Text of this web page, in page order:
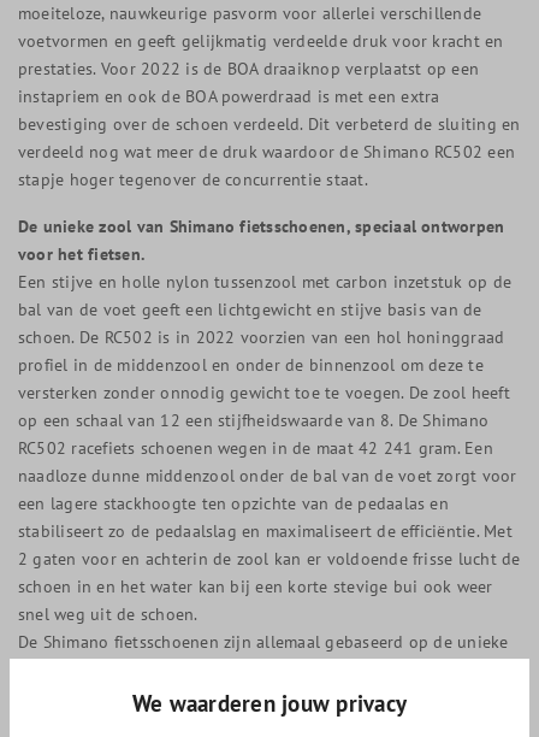
moeiteloze, nauwkeurige pasvorm voor allerlei verschillende
voetvormen en geeft gelijkmatig verdeelde druk voor kracht en
prestaties. Voor 2022 is de BOA draaiknop verplaatst op een
instapriem en ook de BOA powerdraad is met een extra
bevestiging over de schoen verdeeld. Dit verbeterd de sluiting en
verdeeld nog wat meer de druk waardoor de Shimano RC502 een
stapje hoger tegenover de concurrentie staat.
De unieke zool van Shimano fietsschoenen, speciaal ontworpen
voor het fietsen.
Een stijve en holle nylon tussenzool met carbon inzetstuk op de
bal van de voet geeft een lichtgewicht en stijve basis van de
schoen. De RC502 is in 2022 voorzien van een hol honinggraad
profiel in de middenzool en onder de binnenzool om deze te
versterken zonder onnodig gewicht toe te voegen. De zool heeft
op een schaal van 12 een stijfheidswaarde van 8. De Shimano
RC502 racefiets schoenen wegen in de maat 42 241 gram. Een
naadloze dunne middenzool onder de bal van de voet zorgt voor
een lagere stackhoogte ten opzichte van de pedaalas en
stabiliseert zo de pedaalslag en maximaliseert de efficiëntie. Met
2 gaten voor en achterin de zool kan er voldoende frisse lucht de
schoen in en het water kan bij een korte stevige bui ook weer
snel weg uit de schoen.
De Shimano fietsschoenen zijn allemaal gebaseerd op de unieke
voet in de ideale positie ten opzichte van het pedaal. Deze
Shimano’s Dynalast technologie, creeërt een hogere
We waarderen jouw privacy